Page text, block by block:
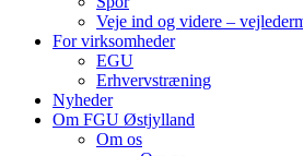
Veje ind og videre –
For virksomheder
EGU
Erhvervstræning
Nyheder
Om FGU Østjylland
Om os